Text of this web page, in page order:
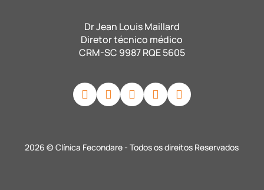
Dr Jean Louis Maillard
Diretor técnico médico
CRM-SC 9987 RQE 5605
2026 © Clínica Fecondare - Todos os direitos Reservados